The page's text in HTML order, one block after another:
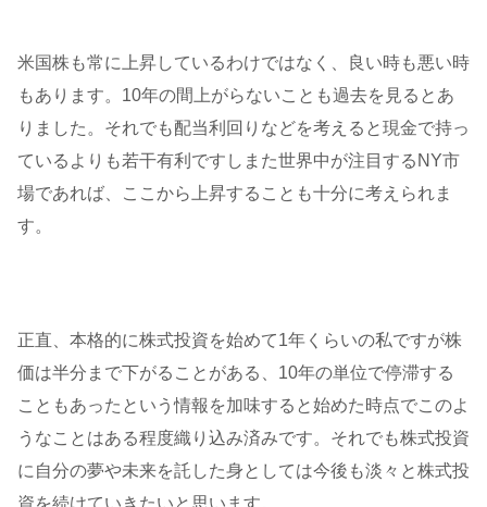
米国株も常に上昇しているわけではなく、良い時も悪い時
もあります。10年の間上がらないことも過去を見るとあ
りました。それでも配当利回りなどを考えると現金で持っ
ているよりも若干有利ですしまた世界中が注目するNY市
場であれば、ここから上昇することも十分に考えられま
す。
正直、本格的に株式投資を始めて1年くらいの私ですが株
価は半分まで下がることがある、10年の単位で停滞する
こともあったという情報を加味すると始めた時点でこのよ
うなことはある程度織り込み済みです。それでも株式投資
に自分の夢や未来を託した身としては今後も淡々と株式投